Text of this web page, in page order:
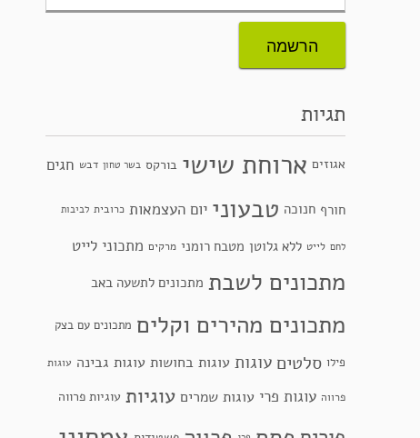
תגיות
אגוזים ארוחת שישי בורקס בשר טחון דבש חגים
חורף חנוכה טבעוני יום העצמאות כרובית לביבות
לחם לייט ללא גלוטן מטבח רומני מרקים מתכוני לייט
מתכונים לשבת מתכונים לתשעה באב
מתכונים מהירים וקלים מתכונים עם בצק
פילו סלטים עוגות עוגות בחושות עוגות גבינה עוגות
פרווה עוגות פרי עוגות שמרים עוגיות עוגיות פרווה